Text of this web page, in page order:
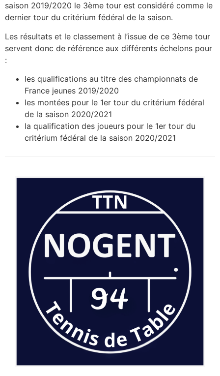
Photos
saison 2019/2020 le 3ème tour est considéré comme le
dernier tour du critérium fédéral de la saison.
Les résultats et le classement à l’issue de ce 3ème tour
servent donc de référence aux différents échelons pour
:
les qualifications au titre des championnats de
France jeunes 2019/2020
les montées pour le 1er tour du critérium fédéral
de la saison 2020/2021
la qualification des joueurs pour le 1er tour du
critérium fédéral de la saison 2020/2021